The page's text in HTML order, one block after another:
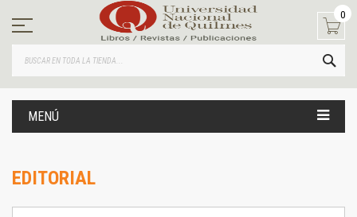
contenido
0
MENÚ
EDITORIAL